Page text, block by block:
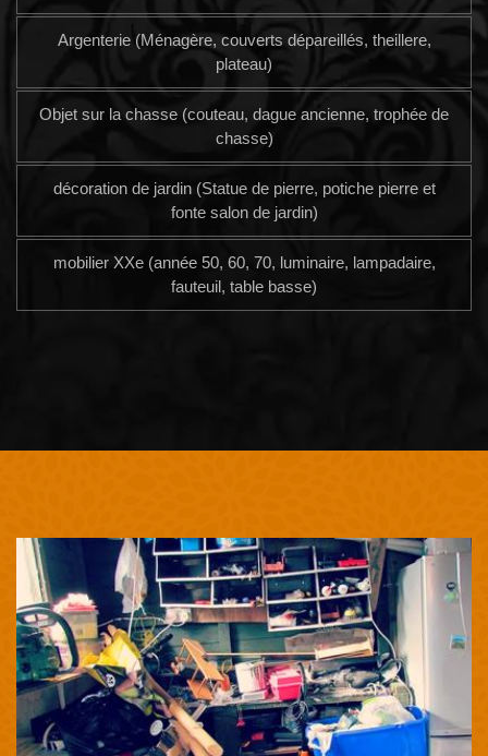
Argenterie (Ménagère, couverts dépareillés, theillere,
plateau)
Objet sur la chasse (couteau, dague ancienne, trophée de
chasse)
décoration de jardin (Statue de pierre, potiche pierre et
fonte salon de jardin)
mobilier XXe (année 50, 60, 70, luminaire, lampadaire,
fauteuil, table basse)